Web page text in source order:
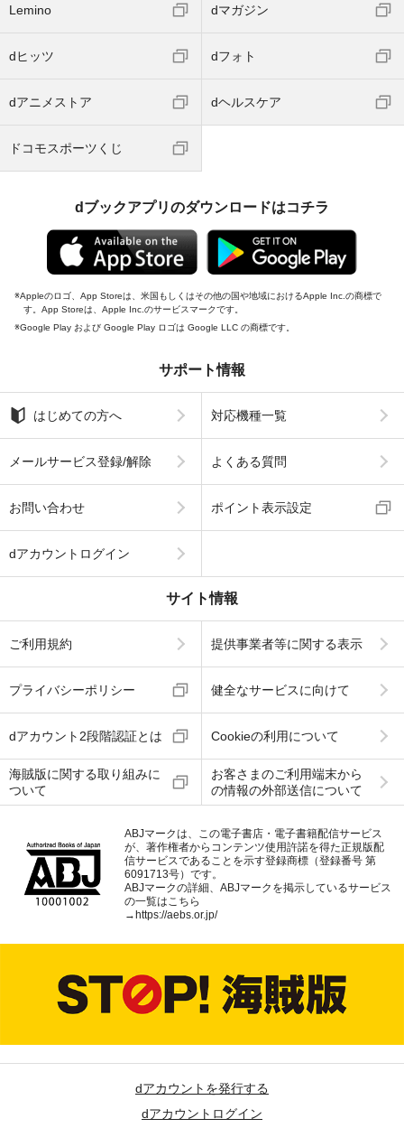
Lemino dマガジン
dヒッツ dフォト
dアニメストア dヘルスケア
ドコモスポーツくじ
dブックアプリのダウンロードはコチラ
Appleのロゴ、App Storeは、米国もしくはその他の国や地域におけるApple Inc.の商標で
す。App Storeは、Apple Inc.のサービスマークです。
Google Play および Google Play ロゴは Google LLC の商標です。
サポート情報
はじめての方へ 対応機種一覧
メールサービス登録/解除 よくある質問
お問い合わせ ポイント表示設定
dアカウントログイン
サイト情報
ご利用規約 提供事業者等に関する表示
プライバシーポリシー 健全なサービスに向けて
dアカウント2段階認証とは Cookieの利用について
海賊版に関する取り組みに
ついて
お客さまのご利用端末から
の情報の外部送信について
ABJマークは、この電子書店・電子書籍配信サービス
が、著作権者からコンテンツ使用許諾を得た正規版配
信サービスであることを示す登録商標（登録番号 第
6091713号）です。
ABJマークの詳細、ABJマークを掲示しているサービス
の一覧はこちら
→https://aebs.or.jp/
dアカウントを発行する
dアカウントログイン